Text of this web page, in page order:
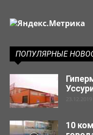
ПОПУЛЯРНЫЕ
23.12.2019
10